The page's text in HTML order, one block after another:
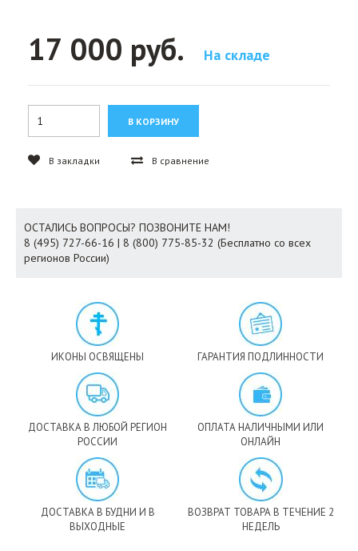
17 000 руб. На складе
В закладки В сравнение
ОСТАЛИСЬ ВОПРОСЫ? ПОЗВОНИТЕ НАМ!
8 (495) 727-66-16 | 8 (800) 775-85-32 (Бесплатно со всех
регионов России)
ИКОНЫ ОСВЯЩЕНЫ ГАРАНТИЯ ПОДЛИННОСТИ
ДОСТАВКА В ЛЮБОЙ РЕГИОН
РОССИИ
ОПЛАТА НАЛИЧНЫМИ ИЛИ
ОНЛАЙН
ДОСТАВКА В БУДНИ И В
ВЫХОДНЫЕ
ВОЗВРАТ ТОВАРА В ТЕЧЕНИЕ 2
НЕДЕЛЬ